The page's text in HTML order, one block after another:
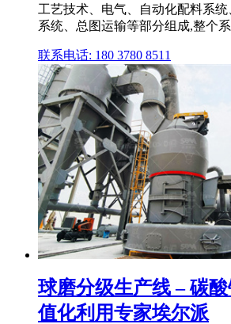
工艺技术、电气、自动化配料系
系统、总图运输等部分组成,整个
联系电话: 180 3780 8511
球磨分级生产线 – 碳
值化利用专家埃尔派